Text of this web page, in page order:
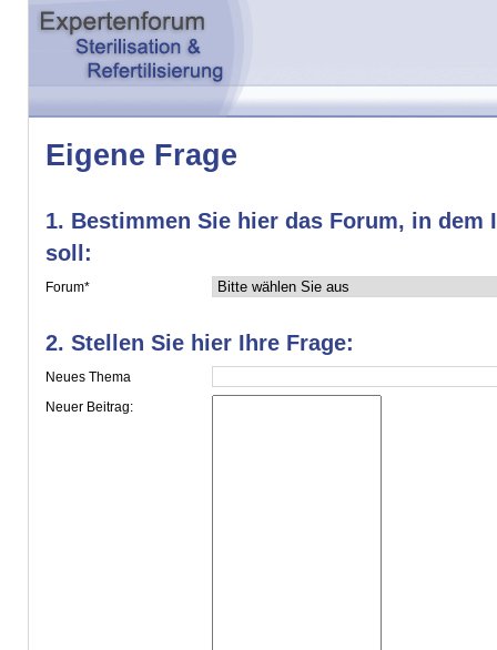
Eigene Frage
1. Bestimmen Sie hier das Forum, in dem
soll:
Forum*
2. Stellen Sie hier Ihre Frage:
Neues Thema
Neuer Beitrag: